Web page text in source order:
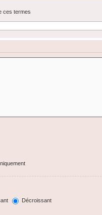
ces termes
Décroissant